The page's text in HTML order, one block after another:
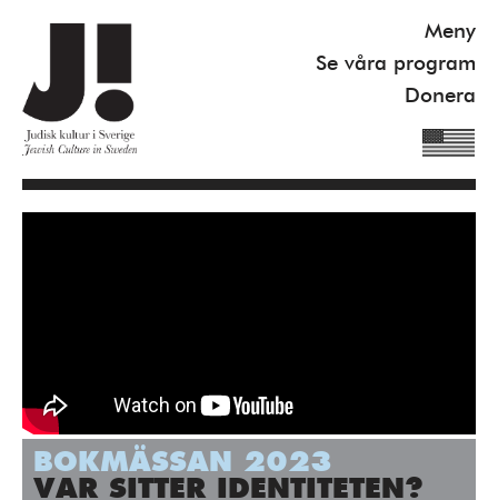
Meny
Se våra program
Donera
Gilel Storch Award
Pod
Våra böcker
BOKMÄSSAN 2023
VAR SITTER IDENTITETEN?